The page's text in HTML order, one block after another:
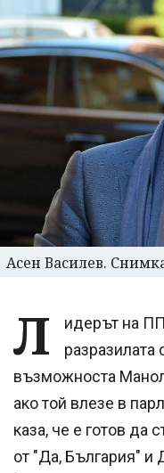
Асен Василев.
Л
идерът на
разразилата
възможноста
ако той влезе в
каза, че е готов да
от "Да, България" и